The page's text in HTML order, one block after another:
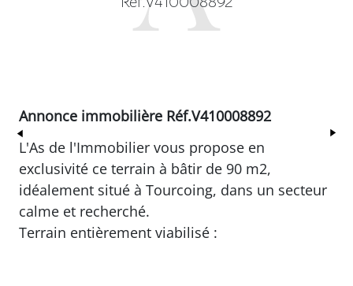
Précédent
Annonce immobilière Réf.V410008892
L'As de l'Immobilier vous propose en
exclusivité ce terrain à bâtir de 90 m2,
idéalement situé à Tourcoing, dans un secteur
calme et recherché.
Terrain entièrement viabilisé :